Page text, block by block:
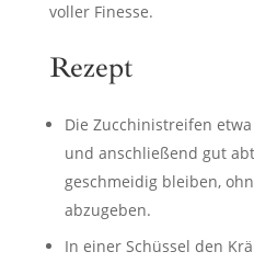
voller Finesse.
Rezept
Die Zucchinistreifen
und anschließend gut
geschmeidig bleiben,
abzugeben.
In einer Schüssel den